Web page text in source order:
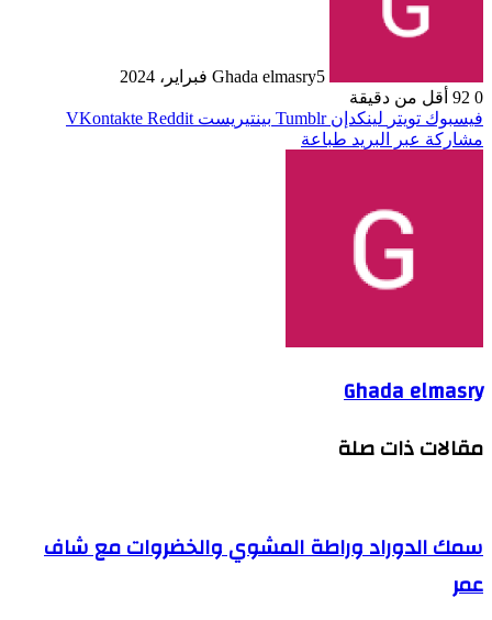
Ghada elmasry5 فبراير، 2024
0
أقل من دقيقة
فيسبوك تويتر لينكدإن بينتيريست
مشاركة عبر البريد طباعة
Ghada elmasry
مقالات ذات صلة
سمك الدوراد وراطة المشوي والخضروات مع شاف
عمر